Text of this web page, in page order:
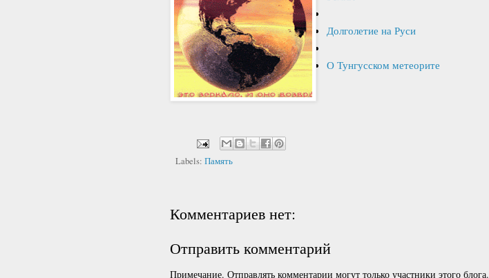
Долголетие на Руси
О Тунгусском метеорите
Labels: Память
Комментариев нет:
Отправить комментарий
Примечание. Отправлять комментарии могут только участники этого блога.